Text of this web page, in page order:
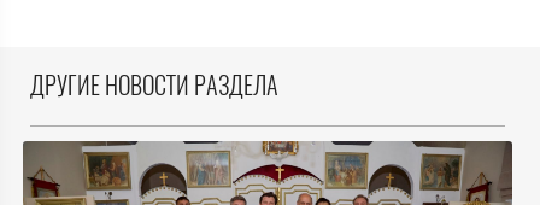
ДРУГИЕ НОВОСТИ РАЗДЕЛА